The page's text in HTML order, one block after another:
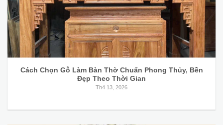
Cách Chọn Gỗ Làm Bàn Thờ Chuẩn Phong Thủy, Bền
Đẹp Theo Thời Gian
Th4 13, 2026